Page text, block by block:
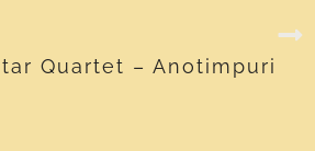
Quartet – Anotimpuri